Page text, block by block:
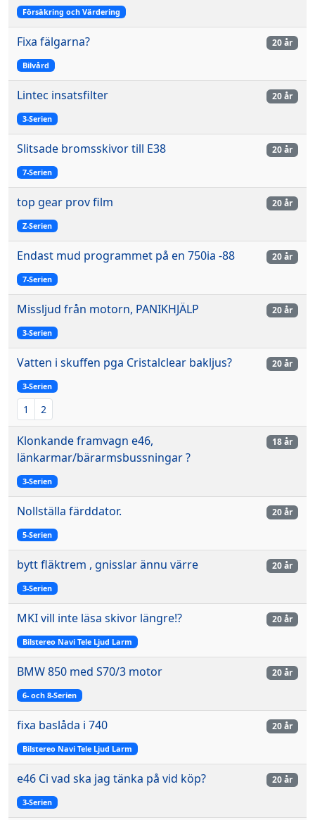
Försäkring och Värdering
Fixa fälgarna?
Bilvård
20 år
Lintec insatsfilter
3-Serien
20 år
Slitsade bromsskivor till E38
7-Serien
20 år
top gear prov film
Z-Serien
20 år
Endast mud programmet på en 750ia -88
7-Serien
20 år
Missljud från motorn, PANIKHJÄLP
3-Serien
20 år
Vatten i skuffen pga Cristalclear bakljus?
3-Serien
1 2
20 år
Klonkande framvagn e46,
länkarmar/bärarmsbussningar ?
3-Serien
18 år
Nollställa färddator.
5-Serien
20 år
bytt fläktrem , gnisslar ännu värre
3-Serien
20 år
MKI vill inte läsa skivor längre!?
Bilstereo Navi Tele Ljud Larm
20 år
BMW 850 med S70/3 motor
6- och 8-Serien
20 år
fixa baslåda i 740
Bilstereo Navi Tele Ljud Larm
20 år
e46 Ci vad ska jag tänka på vid köp?
3-Serien
20 år